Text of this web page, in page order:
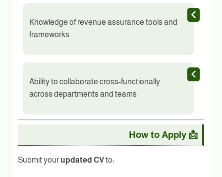
Knowledge of revenue assurance tools and
frameworks
Ability to collaborate cross-functionally
across departments and teams
📩
How to Apply
Submit your updated CVto: